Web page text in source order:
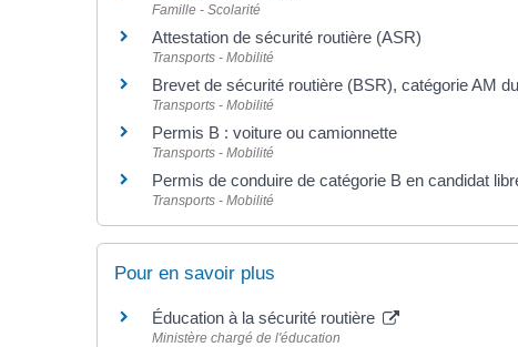
Famille - Scolarité
Attestation de sécurité routière (ASR)
Transports - Mobilité
Brevet de sécurité routière (BSR), catégorie AM
Transports - Mobilité
Permis B : voiture ou camionnette
Transports - Mobilité
Permis de conduire de catégorie B en candidat
Transports - Mobilité
Pour en savoir plus
Éducation à la sécurité routière
Ministère chargé de l'éducation